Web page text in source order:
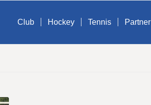
Club Hockey Tennis Partner